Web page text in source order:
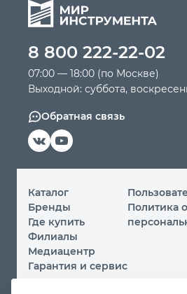
8 800 222-22-02
07:00 — 18:00 (по Москве)
Выходной: суббота,
Обратная связь
Каталог
Бренды
Где купить
Филиалы
Медиацентр
Гарантия и сервис
Политика